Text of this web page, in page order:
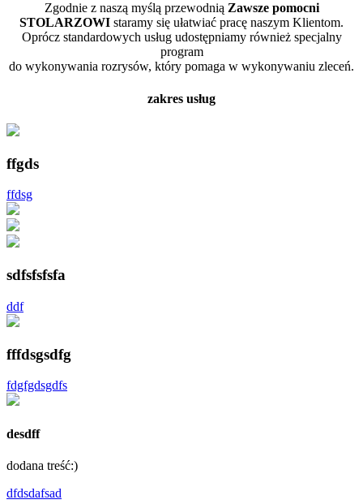
Zgodnie z naszą myślą przewodnią Zawsze pomocni
STOLARZOWI staramy się ułatwiać pracę naszym Klientom.
Oprócz standardowych usług udostępniamy również specjalny
program
do wykonywania rozrysów, który pomaga w wykonywaniu zleceń.
zakres usług
ffgds
ffdsg
sdfsfsfsfa
ddf
fffdsgsdfg
fdgfgdsgdfs
desdff
dodana treść:)
dfdsdafsad